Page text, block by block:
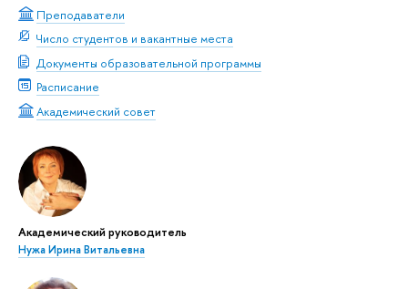
Преподаватели
Число студентов и вакантные места
Документы образовательной программы
Расписание
Академический совет
Академический руководитель
Нужа Ирина Витальевна